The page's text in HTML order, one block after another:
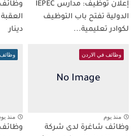
إعلان توظيف: مدارس IEPEC
الدولية تفتح باب التوظيف
لكوادر تعليمية...
دينار
وظائف في الاردن
منذ يوم
وظائف شاغرة لدى شركة
وظائف
منذ